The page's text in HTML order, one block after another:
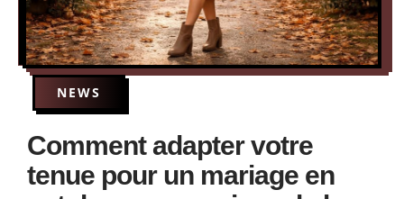
NEWS
Comment adapter votre
tenue pour un mariage en